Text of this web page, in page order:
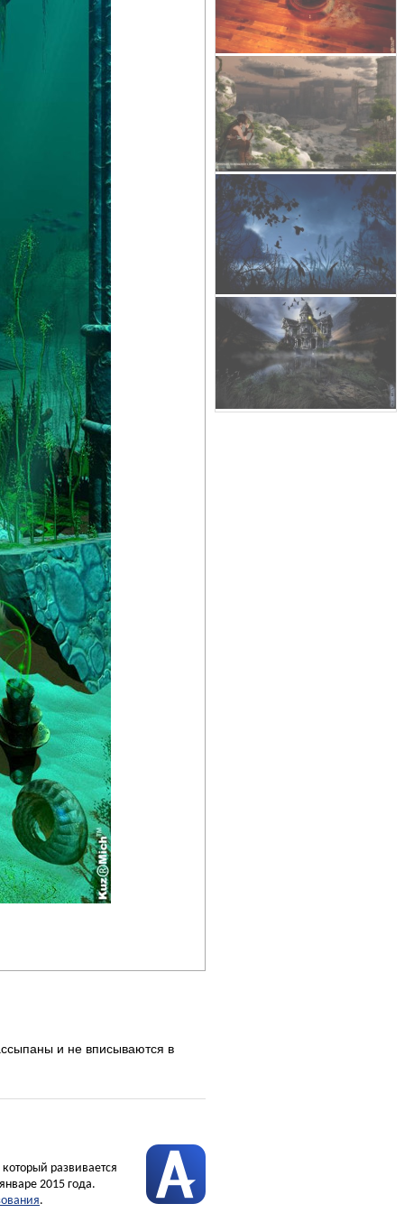
и не вписываются в
развивается
2015 года.
.